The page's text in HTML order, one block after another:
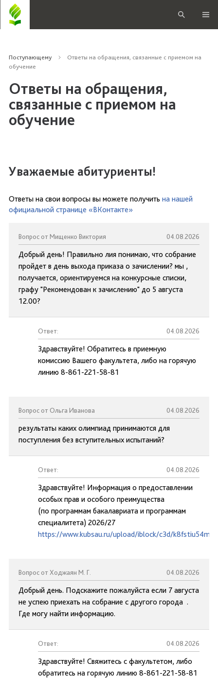
Поступающему
Ответы на обращения, связанные с приемом на
обучение
Ответы на обращения,
связанные с приемом на
обучение
Уважаемые абитуриенты!
Ответы на свои вопросы вы можете получить на нашей
официальной странице «ВКонтакте»
Вопрос от Мищенко Виктория 04.08.2026
Добрый день! Правильно лия понимаю, что собрание
пройдет в день выхода приказа о зачислении? мы ,
получается, ориентируемся на конкурсные списки,
графу "Рекомендован к зачислению" до 5 августа
12.00?
Ответ: 04.08.2026
Здравствуйте! Обратитесь в приемную
комиссию Вашего факультета, либо на горячую
линию 8-861-221-58-81
Вопрос от Ольга Иванова 04.08.2026
результаты каких олимпиад принимаются для
поступления без вступительных испытаний?
Ответ: 04.08.2026
Здравствуйте! Информация о предоставлении
особых прав и особого преимущества
(по программам бакалавриата и программам
специалитета) 2026/27
https://www.kubsau.ru/upload/iblock/c3d/
Вопрос от Ходжаян М. Г. 04.08.2026
Добрый день. Подскажите пожалуйста если 7 августа
не успею приехать на собрание с другого города .
Где могу найти информацию.
Ответ: 04.08.2026
Здравствуйте! Свяжитесь с факультетом, либо
обратитесь на горячую линию 8-861-221-58-81